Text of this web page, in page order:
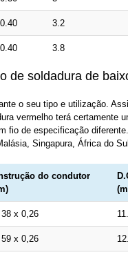
3.2
3.8
de soldadura de
o seu tipo e utilização.
vermelho terá certamente
fio de especificação
Singapura, África do
do condutor
x 0,26
x 0,26